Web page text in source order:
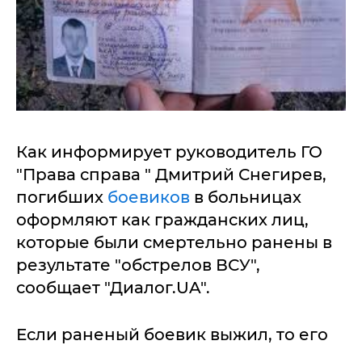
Как информирует руководитель ГО
"Права справа " Дмитрий Снегирев,
погибших боевиков в больницах
оформляют как гражданских лиц,
которые были смертельно ранены в
результате "обстрелов ВСУ",
сообщает "Диалог.UA".
Если раненый боевик выжил, то его